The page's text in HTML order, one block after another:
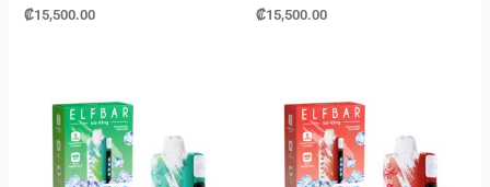
₡15,500.00 ₡15,500.00